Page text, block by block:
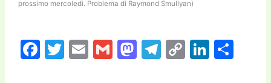
prossimo mercoledì. Problema di Raymond Smullyan)
F T E G M T C Li C